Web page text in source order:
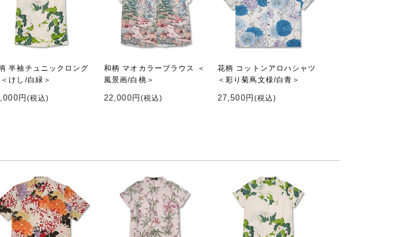
半袖チュニックロング
けし/白緑＞
円 (税込)
和柄 マオカラーブラウス ＜
風景画/白桃＞
22,000円 (税込)
花柄 コットンアロハシャツ
＜彩り菊蔦文様/白青＞
27,500円 (税込)